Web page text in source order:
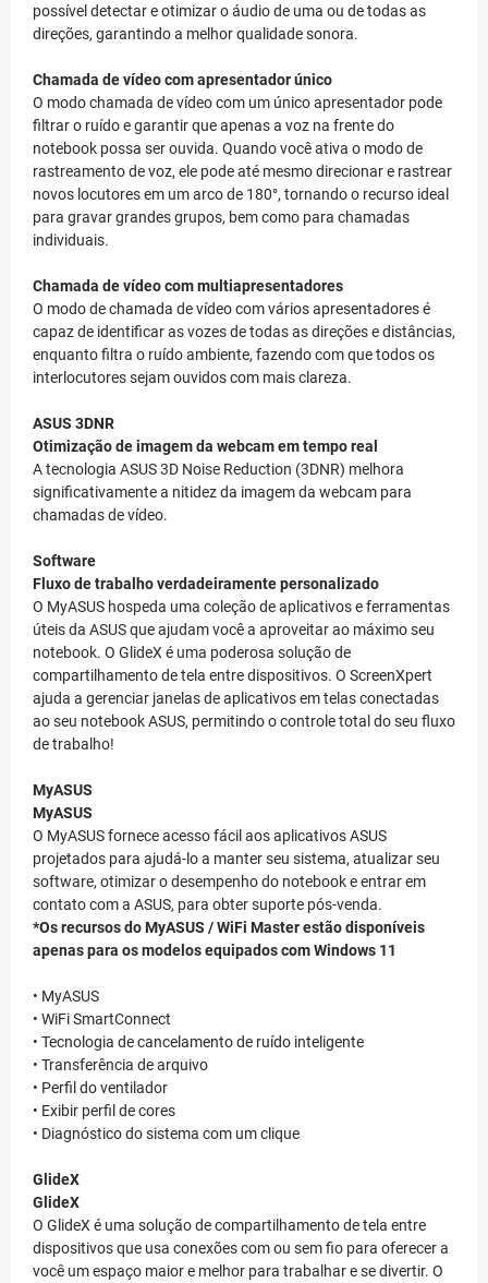
possível detectar e otimizar o áudio de uma ou de todas as
direções, garantindo a melhor qualidade sonora.
Chamada de vídeo com apresentador único
O modo chamada de vídeo com um único apresentador pode
filtrar o ruído e garantir que apenas a voz na frente do
notebook possa ser ouvida. Quando você ativa o modo de
rastreamento de voz, ele pode até mesmo direcionar e rastrear
novos locutores em um arco de 180°, tornando o recurso ideal
para gravar grandes grupos, bem como para chamadas
individuais.
Chamada de vídeo com multiapresentadores
O modo de chamada de vídeo com vários apresentadores é
capaz de identificar as vozes de todas as direções e distâncias,
enquanto filtra o ruído ambiente, fazendo com que todos os
interlocutores sejam ouvidos com mais clareza.
ASUS 3DNR
Otimização de imagem da webcam em tempo real
A tecnologia ASUS 3D Noise Reduction (3DNR) melhora
significativamente a nitidez da imagem da webcam para
chamadas de vídeo.
Software
Fluxo de trabalho verdadeiramente personalizado
O MyASUS hospeda uma coleção de aplicativos e ferramentas
úteis da ASUS que ajudam você a aproveitar ao máximo seu
notebook. O GlideX é uma poderosa solução de
compartilhamento de tela entre dispositivos. O ScreenXpert
ajuda a gerenciar janelas de aplicativos em telas conectadas
ao seu notebook ASUS, permitindo o controle total do seu fluxo
de trabalho!
MyASUS
MyASUS
O MyASUS fornece acesso fácil aos aplicativos ASUS
projetados para ajudá-lo a manter seu sistema, atualizar seu
software, otimizar o desempenho do notebook e entrar em
contato com a ASUS, para obter suporte pós-venda.
*Os recursos do MyASUS / WiFi Master estão disponíveis
apenas para os modelos equipados com Windows 11
• MyASUS
• WiFi SmartConnect
• Tecnologia de cancelamento de ruído inteligente
• Transferência de arquivo
• Perfil do ventilador
• Exibir perfil de cores
• Diagnóstico do sistema com um clique
GlideX
GlideX
O GlideX é uma solução de compartilhamento de tela entre
dispositivos que usa conexões com ou sem fio para oferecer a
você um espaço maior e melhor para trabalhar e se divertir. O